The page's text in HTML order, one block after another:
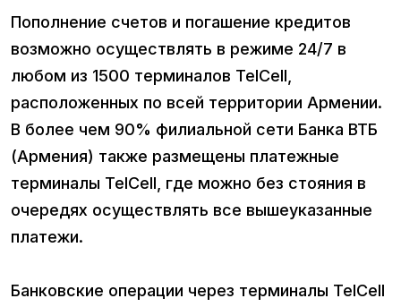
Пополнение счетов и погашение кредитов
возможно осуществлять в режиме 24/7 в
любом из 1500 терминалов TelCell,
расположенных по всей территории Армении.
В более чем 90% филиальной сети Банка ВТБ
(Армения) также размещены платежные
терминалы TelCell, где можно без стояния в
очередях осуществлять все вышеуказанные
платежи.
Банковские операции через терминалы TelCell